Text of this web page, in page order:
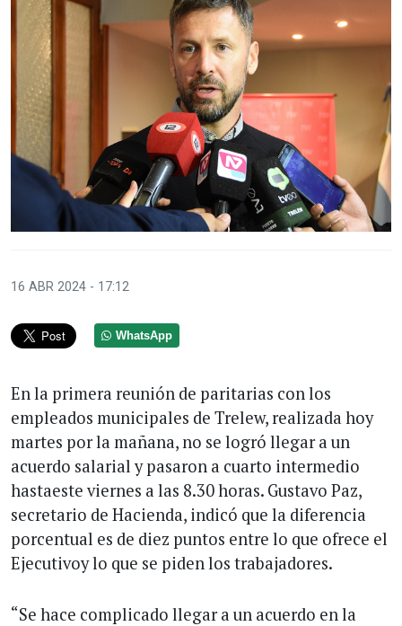
16 ABR 2024 - 17:12
WhatsApp
En la primera reunión de paritarias con los
empleados municipales de Trelew, realizada hoy
martes por la mañana, no se logró llegar a un
acuerdo salarial y pasaron a cuarto intermedio
hastaeste viernes a las 8.30 horas. Gustavo Paz,
secretario de Hacienda, indicó que la diferencia
porcentual es de diez puntos entre lo que ofrece el
Ejecutivoy lo que se piden los trabajadores.
“Se hace complicado llegar a un acuerdo en la